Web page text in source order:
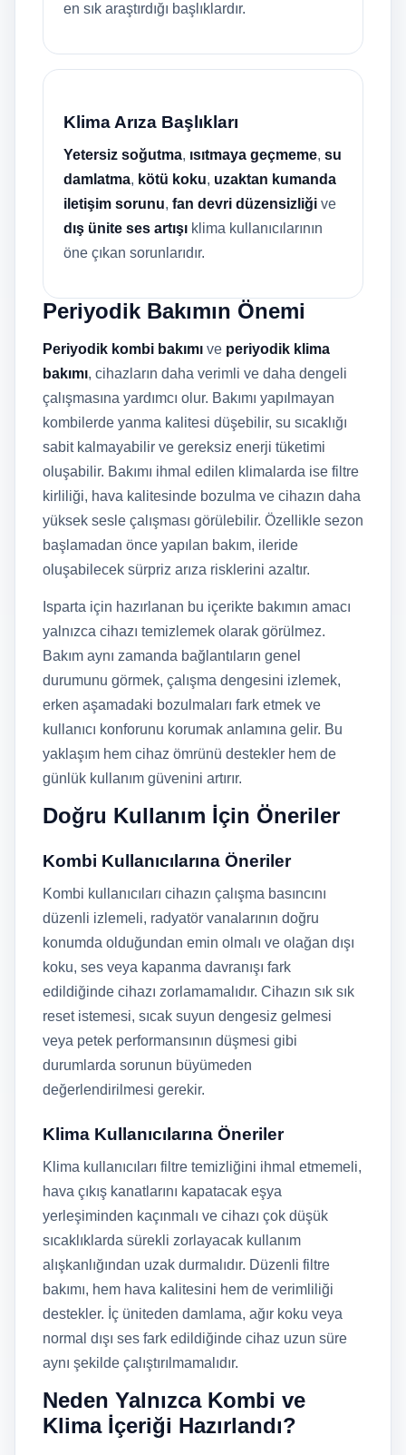
en sık araştırdığı başlıklardır.
Klima Arıza Başlıkları
Yetersiz soğutma, ısıtmaya geçmeme, su
damlatma, kötü koku, uzaktan kumanda
iletişim sorunu, fan devri düzensizliği ve
dış ünite ses artışı klima kullanıcılarının
öne çıkan sorunlarıdır.
Periyodik Bakımın Önemi
Periyodik kombi bakımı ve periyodik klima
bakımı, cihazların daha verimli ve daha dengeli
çalışmasına yardımcı olur. Bakımı yapılmayan
kombilerde yanma kalitesi düşebilir, su sıcaklığı
sabit kalmayabilir ve gereksiz enerji tüketimi
oluşabilir. Bakımı ihmal edilen klimalarda ise filtre
kirliliği, hava kalitesinde bozulma ve cihazın daha
yüksek sesle çalışması görülebilir. Özellikle sezon
başlamadan önce yapılan bakım, ileride
oluşabilecek sürpriz arıza risklerini azaltır.
Isparta için hazırlanan bu içerikte bakımın amacı
yalnızca cihazı temizlemek olarak görülmez.
Bakım aynı zamanda bağlantıların genel
durumunu görmek, çalışma dengesini izlemek,
erken aşamadaki bozulmaları fark etmek ve
kullanıcı konforunu korumak anlamına gelir. Bu
yaklaşım hem cihaz ömrünü destekler hem de
günlük kullanım güvenini artırır.
Doğru Kullanım İçin Öneriler
Kombi Kullanıcılarına Öneriler
Kombi kullanıcıları cihazın çalışma basıncını
düzenli izlemeli, radyatör vanalarının doğru
konumda olduğundan emin olmalı ve olağan dışı
koku, ses veya kapanma davranışı fark
edildiğinde cihazı zorlamamalıdır. Cihazın sık sık
reset istemesi, sıcak suyun dengesiz gelmesi
veya petek performansının düşmesi gibi
durumlarda sorunun büyümeden
değerlendirilmesi gerekir.
Klima Kullanıcılarına Öneriler
Klima kullanıcıları filtre temizliğini ihmal etmemeli,
hava çıkış kanatlarını kapatacak eşya
yerleşiminden kaçınmalı ve cihazı çok düşük
sıcaklıklarda sürekli zorlayacak kullanım
alışkanlığından uzak durmalıdır. Düzenli filtre
bakımı, hem hava kalitesini hem de verimliliği
destekler. İç üniteden damlama, ağır koku veya
normal dışı ses fark edildiğinde cihaz uzun süre
aynı şekilde çalıştırılmamalıdır.
Neden Yalnızca Kombi ve
Klima İçeriği Hazırlandı?